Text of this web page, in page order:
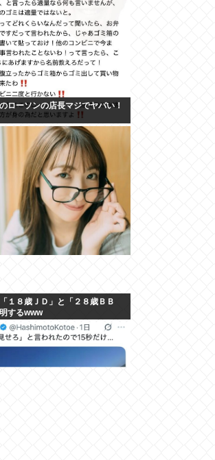
ローソンの店長マジでヤバい！
１８歳ＪＤ」と「２８歳ＢＢ
するwww